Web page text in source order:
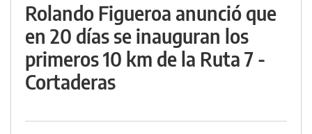
Rolando Figueroa anunció que
en 20 días se inauguran los
primeros 10 km de la Ruta 7 -
Cortaderas